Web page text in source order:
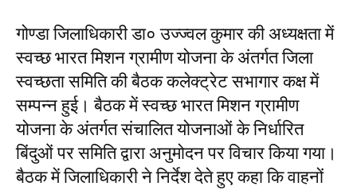
गोण्डा जिलाधिकारी डा० उज्ज्वल कुमार की अध्यक्षता में
स्वच्छ भारत मिशन ग्रामीण योजना के अंतर्गत जिला
स्वच्छता समिति की बैठक कलेक्ट्रेट सभागार कक्ष में
सम्पन्न हुई। बैठक में स्वच्छ भारत मिशन ग्रामीण
योजना के अंतर्गत संचालित योजनाओं के निर्धारित
बिंदुओं पर समिति द्वारा अनुमोदन पर विचार किया गया।
बैठक में जिलाधिकारी ने निर्देश देते हुए कहा कि वाहनों